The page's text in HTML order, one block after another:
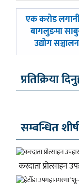
पछिल्लाे
एक करोड
बागलुङमा
उद्योग सञ्चालन
प्रतिक्रिया
सम्बन्धित
करदाता प्रोत्साहन